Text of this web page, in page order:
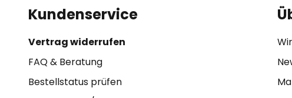
Kundenservice
Vertrag widerrufen
FAQ & Beratung
Bestellstatus prüfen